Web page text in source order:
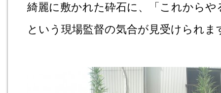
綺麗に敷かれた砕石に、「これからや
という現場監督の気合が見受けられま